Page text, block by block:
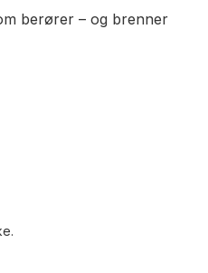
berører – og brenner